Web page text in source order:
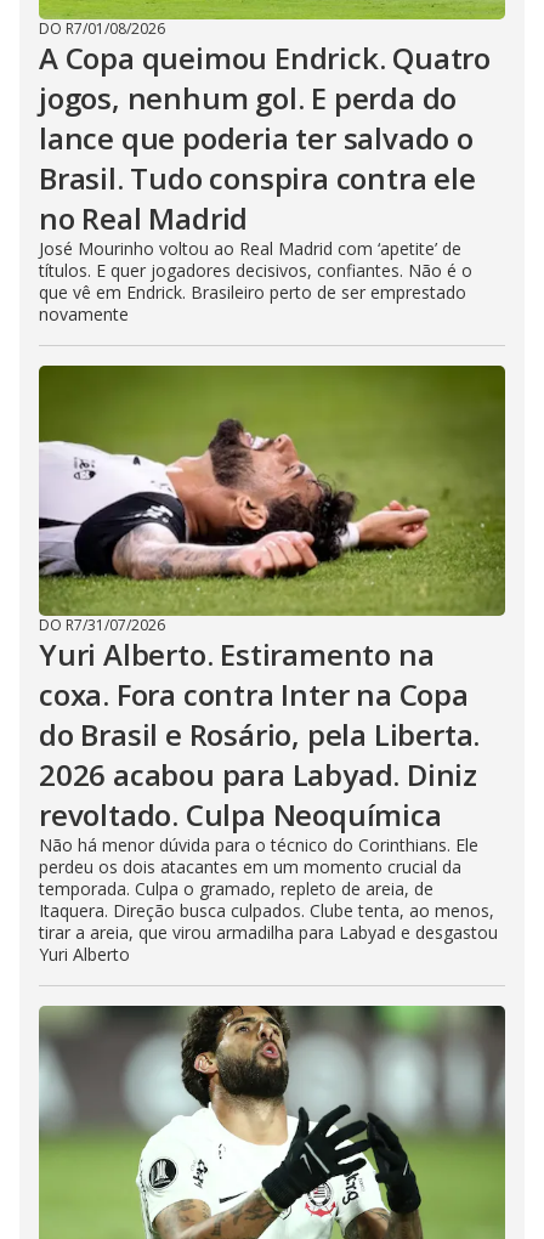
DO R7/01/08/2026
A Copa queimou Endrick. Quatro
jogos, nenhum gol. E perda do
lance que poderia ter salvado o
Brasil. Tudo conspira contra ele
no Real Madrid
José Mourinho voltou ao Real Madrid com ‘apetite’ de
títulos. E quer jogadores decisivos, confiantes. Não é o
que vê em Endrick. Brasileiro perto de ser emprestado
novamente
DO R7/31/07/2026
Yuri Alberto. Estiramento na
coxa. Fora contra Inter na Copa
do Brasil e Rosário, pela Liberta.
2026 acabou para Labyad. Diniz
revoltado. Culpa Neoquímica
Não há menor dúvida para o técnico do Corinthians. Ele
perdeu os dois atacantes em um momento crucial da
temporada. Culpa o gramado, repleto de areia, de
Itaquera. Direção busca culpados. Clube tenta, ao menos,
tirar a areia, que virou armadilha para Labyad e desgastou
Yuri Alberto